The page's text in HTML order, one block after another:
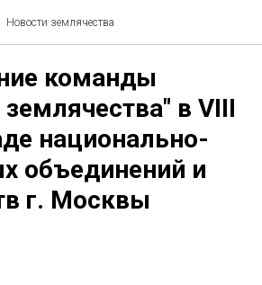
Новости землячества
команды
в VIII
национально-
объединений и
г. Москвы